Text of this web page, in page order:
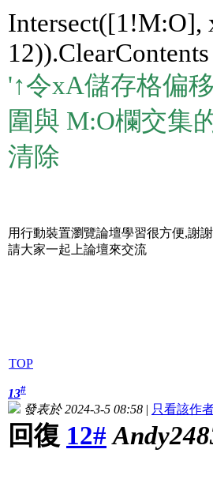
Intersect([1!M:O],
12)).ClearContents
'↑令xA儲存格偏
圍與 M:O欄交集
清除
用行動裝置瀏覽論壇學習很方便,謝
請大家一起上論壇來交流
TOP
13#
發表於 2024-3-5 08:58 | 只看該作
回復 12#